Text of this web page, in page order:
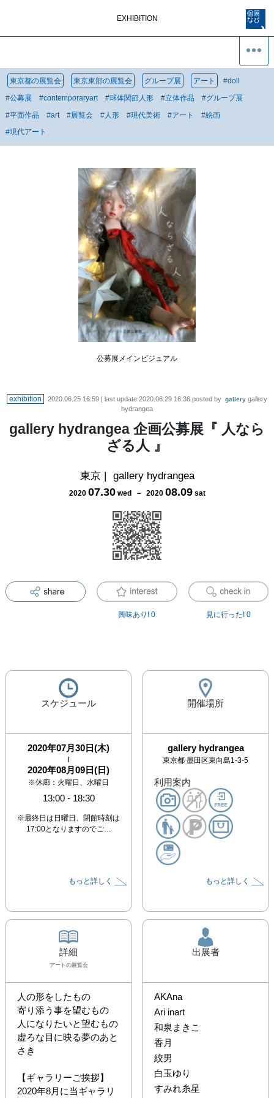
EXHIBITION
東京都の展覧会 東京東部の展覧会 グループ展 アート #doll
#公募展 #contemporaryart #球体関節人形 #立体作品 #グループ展
#平面作品 #art #展覧会 #人形 #現代美術 #アート #絵画
#現代アート
公募展メインビジュアル
exhibition 2020.06.25 16:59 | last update 2020.06.29 16:36 posted by gallery gallery
hydrangea
gallery hydrangea 企画公募展『 人なら
ざる人 』
東京| gallery hydrangea
2020 07.30 wed － 2020 08.09 sat
興味あり! 0 見に行った! 0
スケジュール
2020年07月30日(木)
|
2020年08月09日(日)
※休廊：火曜日、水曜日
13:00- 18:30
※最終日は日曜日、閉館時刻は
17:00となりますのでご…
もっと詳しく
開催場所
gallery hydrangea
東京都 墨田区東向島1-3-5
利用案内
もっと詳しく
詳細
アート の展覧会
人の形をしたもの
寄り添う事を望むもの
人になりたいと望むもの
虚ろな目に映る夢のあと
さき
【ギャラリーご挨拶】
2020年8月に当ギャラリ
出展者
AKAna
Ari inart
和泉まきこ
香月
絞男
白玉ゆり
すみれ糸星